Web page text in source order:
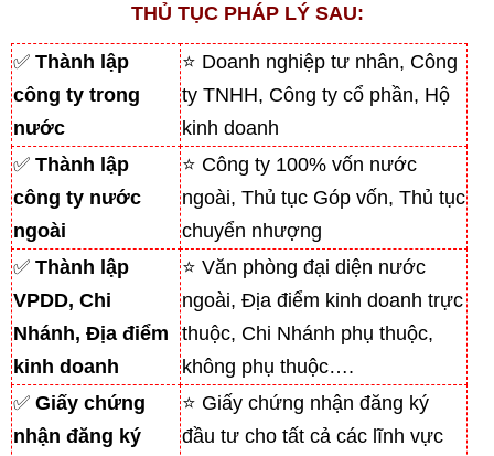
THỦ TỤC PHÁP LÝ SAU:
✅ Thành lập
công ty trong
nước
⭐ Doanh nghiệp tư nhân, Công
ty TNHH, Công ty cổ phần, Hộ
kinh doanh
✅ Thành lập
công ty nước
ngoài
⭐ Công ty 100% vốn nước
ngoài, Thủ tục Góp vốn, Thủ tục
chuyển nhượng
✅ Thành lập
VPDD, Chi
Nhánh, Địa điểm
kinh doanh
⭐ Văn phòng đại diện nước
ngoài, Địa điểm kinh doanh trực
thuộc, Chi Nhánh phụ thuộc,
không phụ thuộc….
✅ Giấy chứng
nhận đăng ký
⭐ Giấy chứng nhận đăng ký
đầu tư cho tất cả các lĩnh vực